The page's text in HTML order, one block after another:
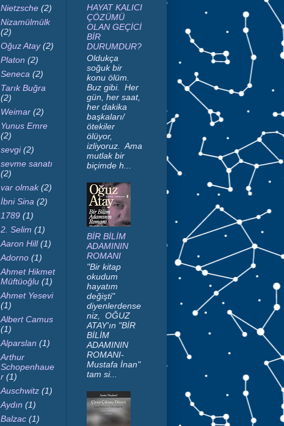
Nietzsche (2)
Nizamülmülk
(2)
Oğuz Atay (2)
Platon (2)
Seneca (2)
Tarık Buğra
(2)
Weimar (2)
Yunus Emre
(2)
sevgi (2)
sevme sanatı
(2)
var olmak (2)
İbni Sina (2)
1789 (1)
2. Selim (1)
Aaron Hill (1)
Adorno (1)
Ahmet Hikmet
Müftüoğlu (1)
Ahmet Yesevi
(1)
Albert Camus
(1)
Alparslan (1)
Arthur
Schopenhaue
r (1)
Auschwitz (1)
Aydın (1)
Balzac (1)
HAYAT KALICI
ÇÖZÜMÜ
OLAN GEÇİCİ
BİR
DURUMDUR?
Oldukça
soğuk bir
konu ölüm.
Buz gibi. Her
gün, her saat,
her dakika
başkaları/
ötekiler
ölüyor,
izliyoruz. Ama
mutlak bir
biçimde h...
BİR BİLİM
ADAMININ
ROMANI
"Bir kitap
okudum
hayatım
değişti"
diyenlerdense
niz, OĞUZ
ATAY'ın "BİR
BİLİM
ADAMININ
ROMANI-
Mustafa İnan"
tam si...